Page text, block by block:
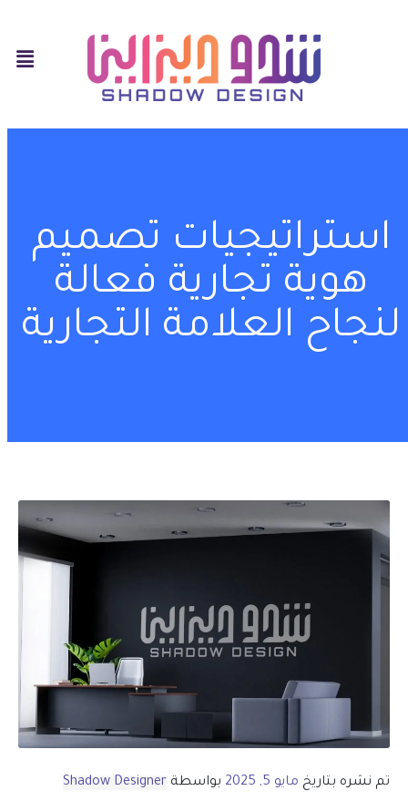
استراتيجيات تصميم
هوية تجارية فعالة
لنجاح العلامة التجارية
تم نشره بتاريخ مايو 5, 2025 بواسطة Shadow Designer